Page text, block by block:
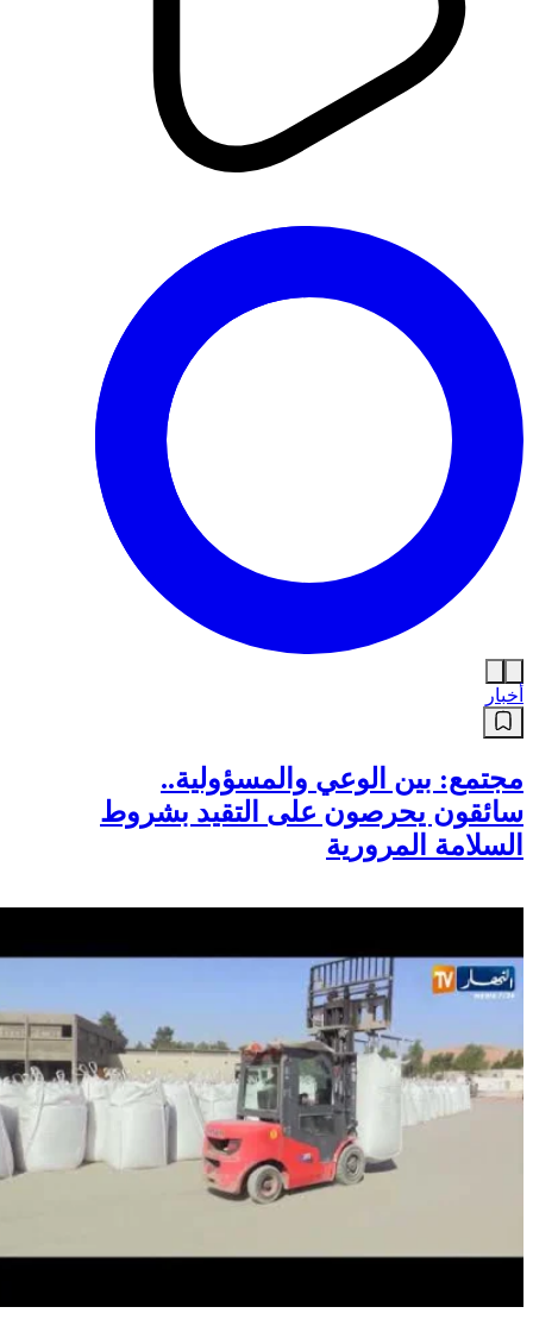
أخبار
مجتمع: بين الوعي والمسؤولية..
سائقون يحرصون على التقيد بشروط
السلامة المرورية